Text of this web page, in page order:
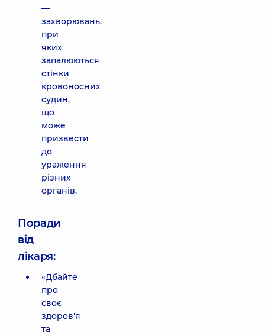
—
захворювань,
при
яких
запалюються
стінки
кровоносних
судин,
що
може
призвести
до
ураження
різних
органів.
Поради
від
лікаря:
«Дбайте
про
своє
здоров'я
та